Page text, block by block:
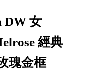
DW 女
經典
瑰金框